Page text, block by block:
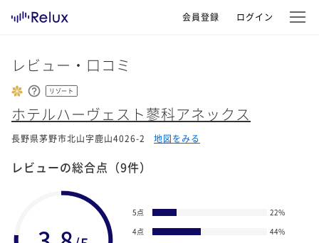
会員登録 ログイン
レビュー・口コミ
リゾート
ホテルハーヴェスト蓼科アネックス
長野県茅野市北山字鹿山4026-2 地図をみる
レビューの総合点 （9件）
5点 22%
4点
44%